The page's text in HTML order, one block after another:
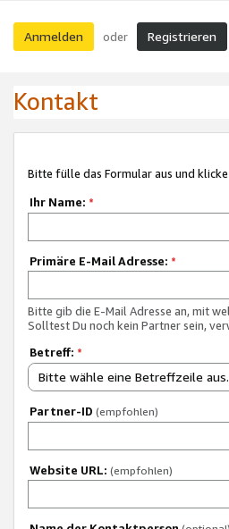
Anmelden oder Registrieren
Kontakt
Bitte fülle das Formular aus und
Ihr Name: *
Primäre E-Mail Adresse: *
Bitte gib die E-Mail Adresse an, mit
Solltest Du noch kein Partner sein,
Betreff: *
Bitte wähle eine Betreffzeile aus.
Partner-ID (empfohlen)
Website URL: (empfohlen)